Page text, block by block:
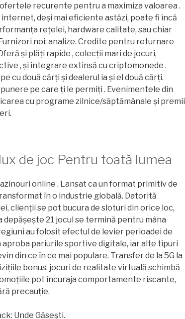
recurente pentru a maximiza valoarea .
deși mai eficiente astăzi, poate fi încă
rețelei, hardware calitate, sau chiar
noi: analize. Credite pentru returnare
și plăți rapide , colecții mari de jocuri,
, și integrare extinsă cu criptomonede .
cu două cărți și dealerul ia și el două cărți.
pe care ți le permiți . Evenimentele din
cu programe zilnice/săptămânale și premii
de joc Pentru toată lumea
online . Lansat ca un format primitiv de
în o industrie globală. Datorită
clienții se pot bucura de sloturi din orice loc,
depășește 21 jocul se termină pentru mâna
au folosit efectul de levier perioadei de
aproba pariurile sportive digitale, iar alte tipuri
din ce în ce mai populare. Transfer de la 5G la
bonus. jocuri de realitate virtuală schimbă
pot încuraja comportamente riscante,
precauție.
Unde Găsești.